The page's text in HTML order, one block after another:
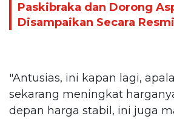
Paskibraka dan Dorong
Disampaikan Secara Resmi
"Antusias, ini kapan lagi,
sekarang meningkat
depan harga stabil, ini juga